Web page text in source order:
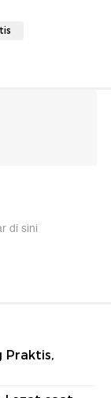
di sini
Praktis,